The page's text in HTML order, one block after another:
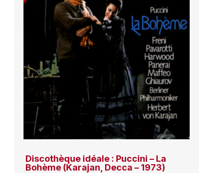
Discothèque idéale : Puccini – La
Bohème (Karajan, Decca – 1973)